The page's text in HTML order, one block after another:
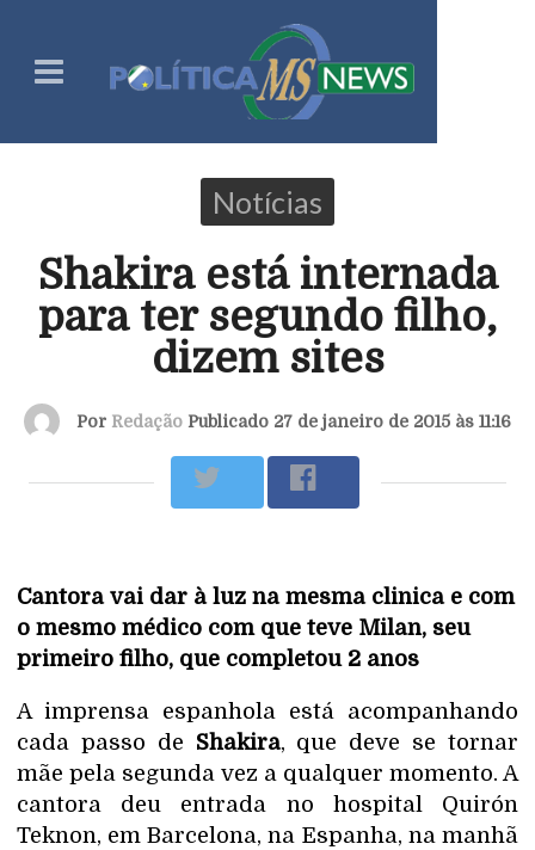
Notícias
Shakira está internada
para ter segundo filho,
dizem sites
Por Redação Publicado 27 de janeiro de 2015 às 11:16
Cantora vai dar à luz na mesma clinica e com
o mesmo médico com que teve Milan, seu
primeiro filho, que completou 2 anos
A imprensa espanhola está acompanhando
cada passo de Shakira, que deve se tornar
mãe pela segunda vez a qualquer momento. A
cantora deu entrada no hospital Quirón
Teknon, em Barcelona, na Espanha, na manhã